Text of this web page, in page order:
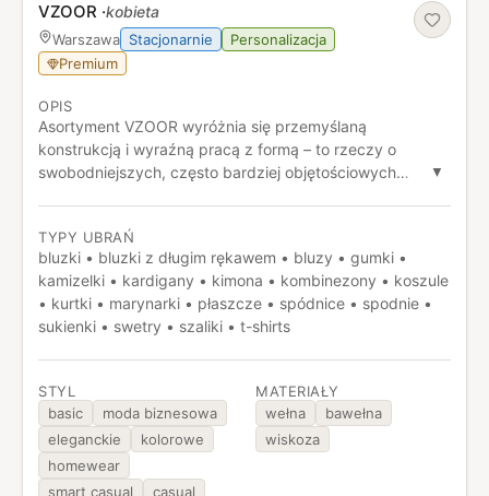
VZOOR ·kobieta
Warszawa Stacjonarnie
Personalizacja
Premium
OPIS
Asortyment VZOOR wyróżnia się przemyślaną
konstrukcją i wyraźną pracą z formą – to rzeczy o
swobodniejszych, często bardziej objętościowych
proporcje. Ważną rolę odgrywa też tkanina: obok
stonowanych baz pojawiają się wyraziste wzory i faktury,
które nadają projektom bardziej autorski, nieoczywisty
ton. Całość spina użytkowość – wygoda noszenia,
elastyczne dopasowanie i projekty, które łatwo adaptują
się do różnych stylów, nie tracąc przy tym swojej
▼
TYPY UBRAŃ
bluzki • bluzki z długim rękawem • bluzy • gumki •
kamizelki • kardigany • kimona • kombinezony • koszule
• kurtki • marynarki • płaszcze • spódnice • spodnie •
sukienki • swetry • szaliki • t-shirts
STYL
basic
moda biznesowa
eleganckie
kolorowe
homewear
smart casual
casual
MATERIAŁY
wełna
bawełna
wiskoza